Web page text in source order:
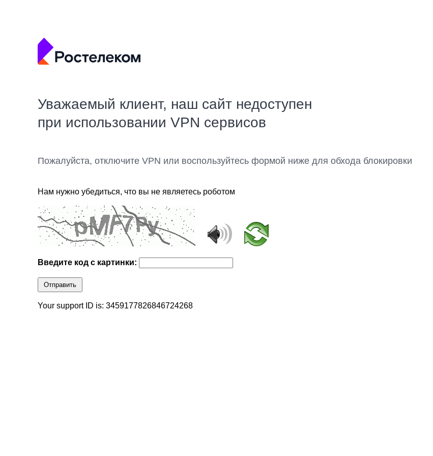
Уважаемый клиент, наш сайт недоступен
при использовании VPN сервисов
Пожалуйста, отключите VPN или воспользуйтесь формой ниже для обхода блокировки
Нам нужно убедиться, что вы не являетесь роботом
Введите код с картинки:
Отправить
Your support ID is: 3459177826846724268